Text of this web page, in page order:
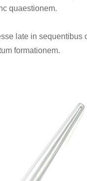
quaestionem.
late in sequentibus
formationem.